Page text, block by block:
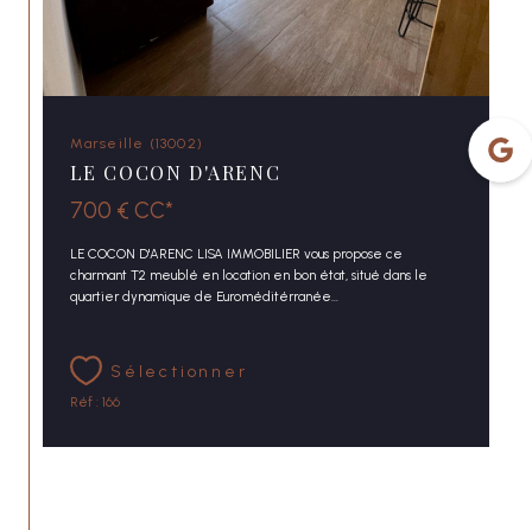
Marseille (13002)
LE COCON D'ARENC
700 € CC*
LE COCON D'ARENC LISA IMMOBILIER vous propose ce
charmant T2 meublé en location en bon état, situé dans le
quartier dynamique de Euroméditérranée...
Sélectionner
Réf : 166